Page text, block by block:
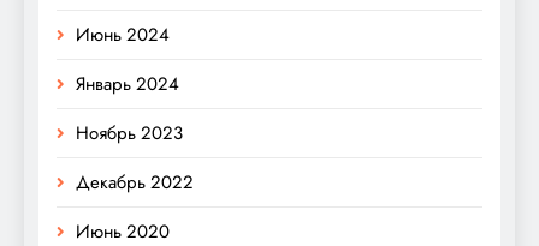
Июнь 2024
Январь 2024
Ноябрь 2023
Декабрь 2022
Июнь 2020